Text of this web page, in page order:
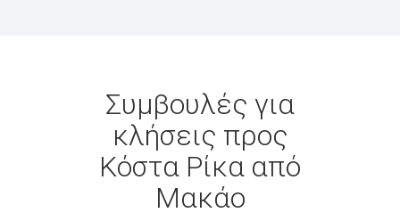
Συμβουλές για
κλήσεις προς
Κόστα Ρίκα από
Μακάο